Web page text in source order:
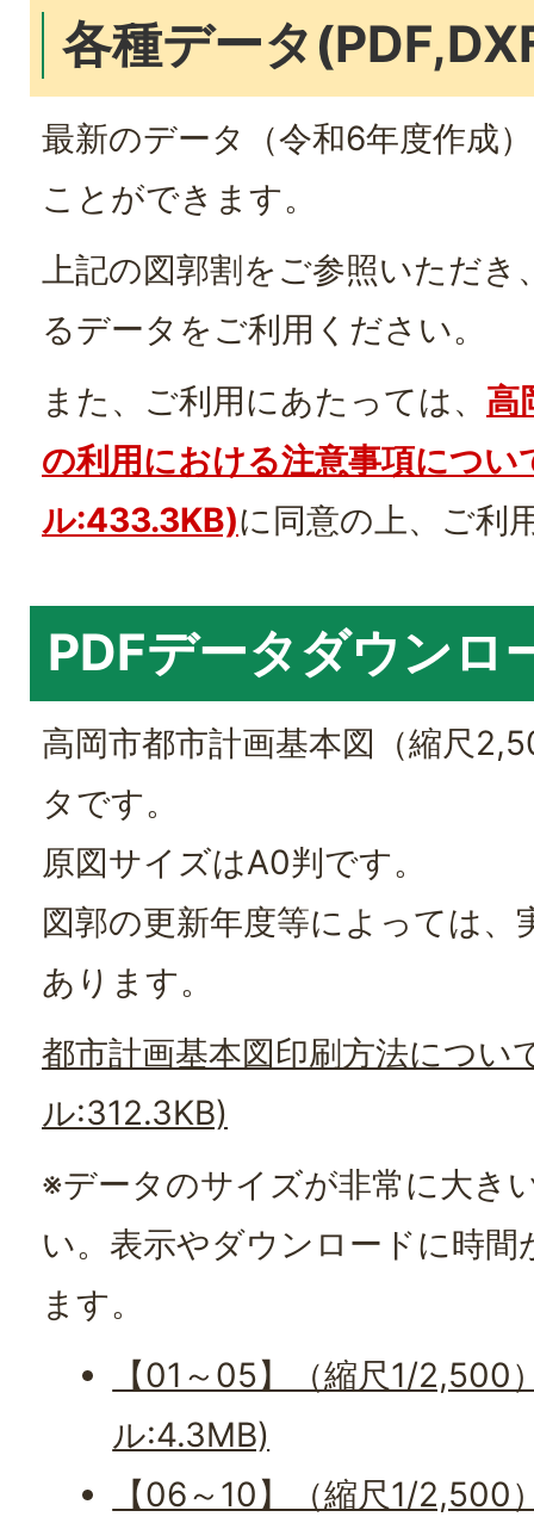
各種データ
最新のデータ（令和6年度作成
ことができます。
上記の図郭割をご参照いただき
るデータをご利用ください。
また、ご利用にあたっては、 高
の利用における注意事項につい
ル:433.3KB)に同意の上、ご利
PDFデータダウンロ
高岡市都市計画基本図（縮尺
タです。
原図サイズはA0判です。
図郭の更新年度等によっては、
あります。
都市計画基本図印刷方法につい
ル:312.3KB)
※データのサイズが非常に大き
い。表示やダウンロードに時
ます。
【01～05】（縮尺1/2,500
ル:4.3MB)
【06～10】（縮尺1/2,500